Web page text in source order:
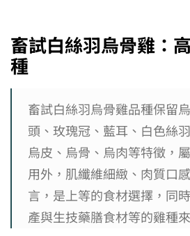
畜試白絲羽烏骨雞：
種
畜試白絲羽烏骨雞品種保留
頭、玫瑰冠、藍耳、白色絲
烏皮、烏骨、烏肉等特徵，
用外，肌纖維細緻、肉質口
言，是上等的食材選擇，同
產與生技藥膳食材等的雞種